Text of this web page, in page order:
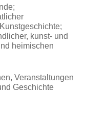
kunst- und
heimischen
Veranstaltungen
Geschichte